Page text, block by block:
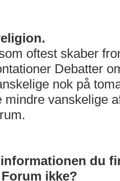
oftest skaber
Debatter
nok på
mindre vanskelige
du
ikke?